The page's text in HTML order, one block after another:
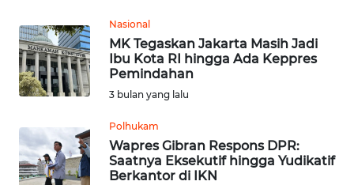
Nasional
MK Tegaskan Jakarta Masih Jadi
Ibu Kota RI hingga Ada Keppres
Pemindahan
3 bulan yang lalu
Polhukam
Wapres Gibran Respons DPR:
Saatnya Eksekutif hingga Yudikatif
Berkantor di IKN
INDEKS
BERITA
KONTAK
KAMI
INFO
IKLAN